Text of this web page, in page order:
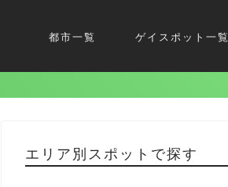
都市一覧 ゲイスポット一覧
エリア別スポットで探す